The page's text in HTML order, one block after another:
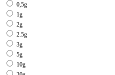
0,5g
1g
2g
2.5g
3g
5g
10g